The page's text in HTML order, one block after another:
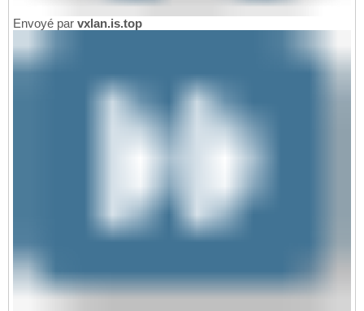
Envoyé par vxlan.is.top